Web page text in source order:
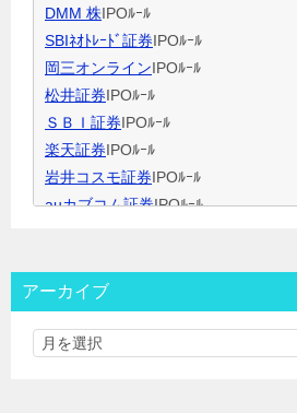
DMM 株IPOﾙｰﾙ
SBIﾈｵﾄﾚｰﾄﾞ証券IPOﾙｰﾙ
岡三オンラインIPOﾙｰﾙ
松井証券IPOﾙｰﾙ
ＳＢＩ証券IPOﾙｰﾙ
楽天証券IPOﾙｰﾙ
岩井コスモ証券IPOﾙｰﾙ
auカブコム証券IPOﾙｰﾙ
三菱ＵＦＪ証券
みずほ証券IPOﾙｰﾙ
ＳＭＢＣ日興証券
アーカイブ